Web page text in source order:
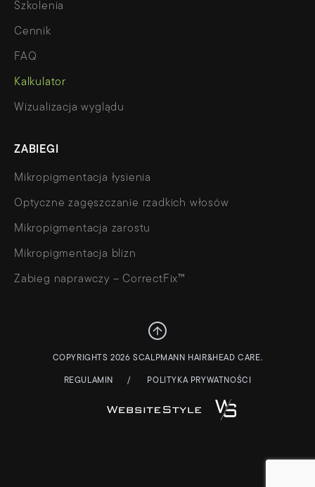
Szkolenia
Cennik
FAQ
Kalkulator
Wizualizacja wyglądu
ZABIEGI
Mikropigmentacja łysienia
Optyczne zagęszczanie rzadkich włosów
Mikropigmentacja zarostu
Mikropigmentacja blizn
Zabieg naprawczy – CorrectFix™
COPYRIGHTS 2026 SCALPMANN HAIR&HEAD CARE.
REGULAMIN POLITYKA PRYWATNOŚCI